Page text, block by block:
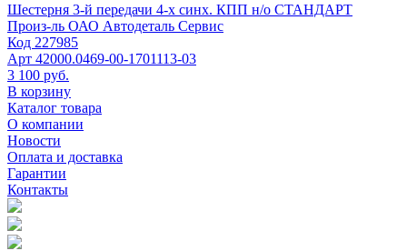
Шестерня 3-й передачи 4-х синх. КПП н/о СТАНДАРТ
Произ-ль ОАО Автодеталь Сервис
Код 227985
Арт 42000.0469-00-1701113-03
3 100 руб.
В корзину
Каталог товара
О компании
Новости
Оплата и доставка
Гарантии
Контакты